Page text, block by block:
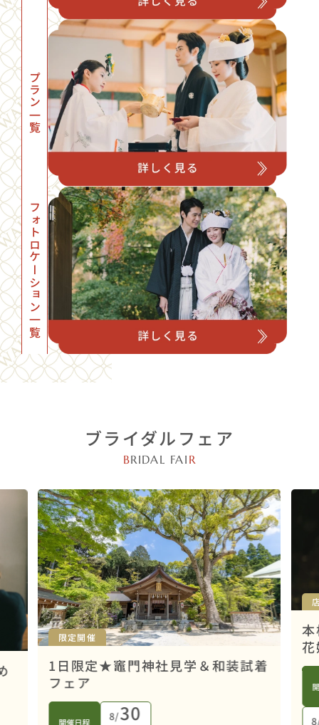
プラン一覧
フォトロケーション一覧
ブライダルフェア
BRIDAL FAI R
限定開催
1日限定★竈門神社見学＆和装試着
フェア
開催日程 8/30